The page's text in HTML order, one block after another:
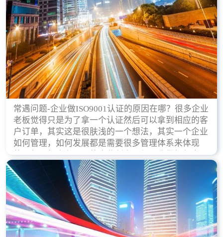
常遇问题-企业做ISO9001认证的原因在哪？很多企业
老板觉得只是为了拿一个认证然后可以拿到相应的客
户订单，其实这是很肤浅的一个想法，其实一个企业
如何管理，如何发展都是需要很多管理体系来体现
的，每天都会有不同的企业创立，但是我们如何去证
实一个企业的合法，有质量保证了？这就是ISO9001
认证体现价值的时候，那么键锋小编就来细说下企业
做ISO9001认证的根本原因。